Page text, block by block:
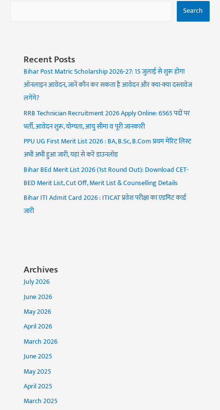
Search
Recent Posts
Bihar Post Matric Scholarship 2026-27: 15 जुलाई से शुरू होगा
ऑनलाइन आवेदन, जानें कौन कर सकता है आवेदन और क्या-क्या दस्तावेज
लगेंगे?
RRB Technician Recruitment 2026 Apply Online: 6565 पदों पर
भर्ती, आवेदन शुरू, योग्यता, आयु सीमा व पूरी जानकारी
PPU UG First Merit List 2026 : BA, B.Sc, B.Com प्रथम मेरिट लिस्ट
अभी अभी हुआ जारी, यहां से करें डाउनलोड
Bihar BEd Merit List 2026 (1st Round Out): Download CET-
BED Merit List, Cut Off, Merit List & Counselling Details
Bihar ITI Admit Card 2026 : ITICAT प्रवेश परीक्षा का एडमिट कार्ड
जारी
Archives
July 2026
June 2026
May 2026
April 2026
March 2026
June 2025
May 2025
April 2025
March 2025